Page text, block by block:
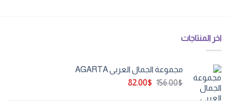
اخر المنتاجات
مجموعة الجمال العربي AGARTA
156.00$
السعر
82.00$
السعر